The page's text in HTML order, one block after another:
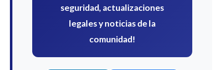
seguridad, actualizaciones
legales y noticias de la
comunidad!